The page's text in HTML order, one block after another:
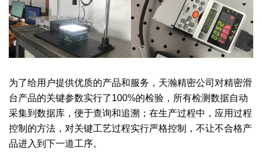
为了给用户提供优质的产品和服务，天瀚精密公司对精密滑
台产品的关键参数实行了100%的检验，所有检测数据自动
采集到数据库，便于查询和追溯；在生产过程中，应用过程
控制的方法，对关键工艺过程实行严格控制，不让不合格产
品进入到下一道工序。